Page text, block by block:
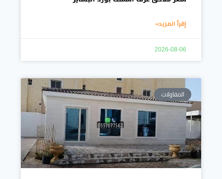
إقرأ المزيد»
2026-08-06
المقاولات